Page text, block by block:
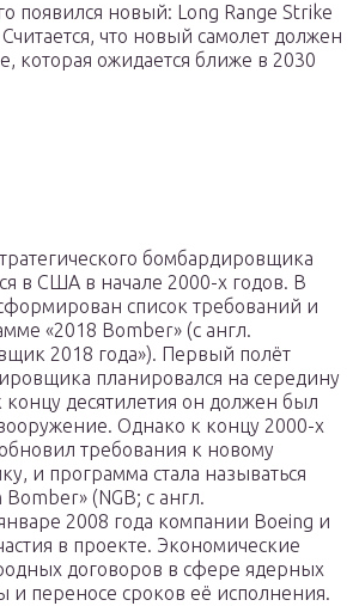
появился новый: Long Range Strike
что новый самолет должен
которая ожидается ближе в 2030
бомбардировщика
в США в начале 2000-х годов. В
список требований и
«2018 Bomber» (с англ.
2018 года»). Первый полёт
планировался на середину
концу десятилетия он должен был
Однако к концу 2000-х
требования к новому
и программа стала называться
(NGB; с англ.
2008 года компании Boeing и
в проекте. Экономические
договоров в сфере ядерных
переносе сроков её исполнения.